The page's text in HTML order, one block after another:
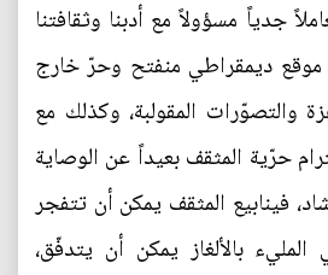
جدياً مسؤولاً مع أدبنا وثقافتنا
موقع ديمقراطي منفتح وحرّ خارج
والتصوّرات المقولبة، وكذلك مع
حرّية المثقف بعيداً عن الوصاية
فينابيع المثقف يمكن أن تتفجر
بالألغاز يمكن أن يتدفّق،